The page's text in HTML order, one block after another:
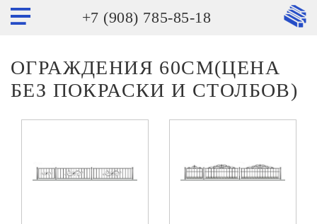
+7 (908) 785-85-18
ОГРАЖДЕНИЯ 60СМ(ЦЕНА
БЕЗ ПОКРАСКИ И СТОЛБОВ)